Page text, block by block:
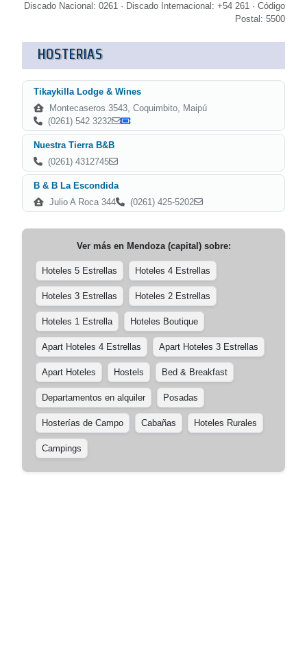
Discado Nacional: 0261 · Discado Internacional: +54 261 · Código
Postal: 5500
HOSTERIAS
Tikaykilla Lodge & Wines
Montecaseros 3543, Coquimbito, Maipú
(0261) 542 3232
Nuestra Tierra B&B
(0261) 4312745
B & B La Escondida
Julio A Roca 344
(0261) 425-5202
Ver más en Mendoza (capital)sobre:
Hoteles 5 Estrellas Hoteles 4 Estrellas
Hoteles 3 Estrellas Hoteles 2 Estrellas
Hoteles 1 Estrella Hoteles Boutique
Apart Hoteles 4 Estrellas Apart Hoteles 3 Estrellas
Apart Hoteles Hostels Bed & Breakfast
Departamentos en alquiler Posadas
Hosterías de Campo Cabañas Hoteles Rurales
Campings